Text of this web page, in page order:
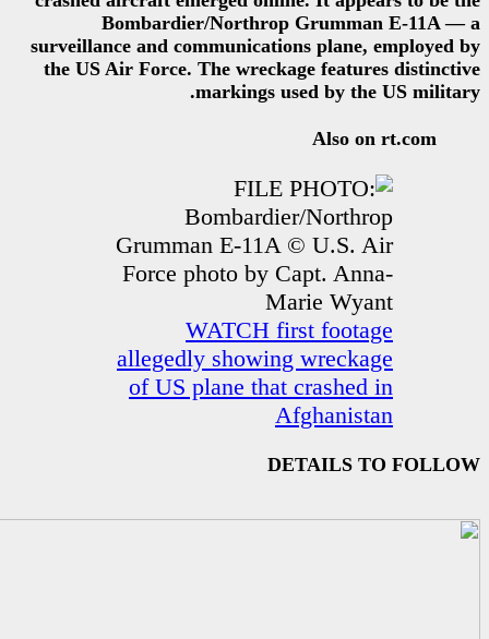
Bombardier/
surveillance and
the US Air Force. The
markings
WATCH
allegedly
of US plane that